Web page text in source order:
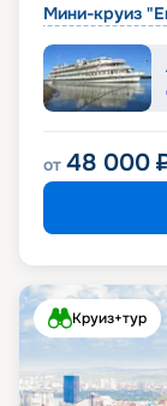
Мини-круиз
от 48 000
Круиз+тур